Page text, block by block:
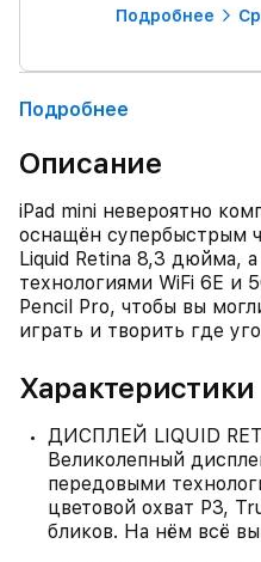
Подробнее
Подробнее
Описание
iPad mini невероятно
оснащён супербыстрым
Liquid Retina 8,3 дюйма,
технологиями WiFi 6E и
Pencil Pro, чтобы вы
играть и творить где
Характеристики
ДИСПЛЕЙ LIQUID
Великолепный
передовыми
цветовой охват P3,
бликов. На нём всё